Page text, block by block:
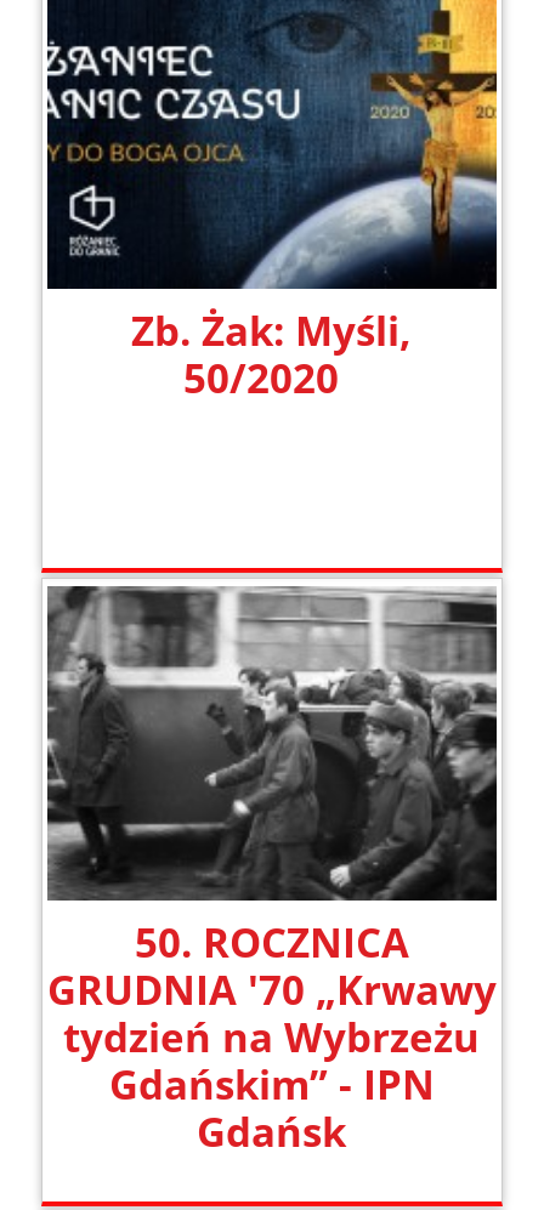
Zb. Żak: Myśli,
50/2020
50. ROCZNICA
GRUDNIA '70 „Krwawy
tydzień na Wybrzeżu
Gdańskim” - IPN
Gdańsk